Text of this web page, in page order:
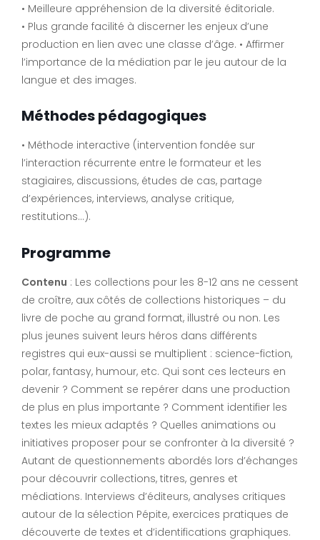
• Meilleure appréhension de la diversité éditoriale.
• Plus grande facilité à discerner les enjeux d’une
production en lien avec une classe d’âge. • Affirmer
l’importance de la médiation par le jeu autour de la
langue et des images.
Méthodes pédagogiques
• Méthode interactive (intervention fondée sur
l’interaction récurrente entre le formateur et les
stagiaires, discussions, études de cas, partage
d’expériences, interviews, analyse critique,
restitutions…).
Programme
Contenu : Les collections pour les 8-12 ans ne cessent
de croître, aux côtés de collections historiques – du
livre de poche au grand format, illustré ou non. Les
plus jeunes suivent leurs héros dans différents
registres qui eux-aussi se multiplient : science-fiction,
polar, fantasy, humour, etc. Qui sont ces lecteurs en
devenir ? Comment se repérer dans une production
de plus en plus importante ? Comment identifier les
textes les mieux adaptés ? Quelles animations ou
initiatives proposer pour se confronter à la diversité ?
Autant de questionnements abordés lors d’échanges
pour découvrir collections, titres, genres et
médiations. Interviews d’éditeurs, analyses critiques
autour de la sélection Pépite, exercices pratiques de
découverte de textes et d’identifications graphiques.